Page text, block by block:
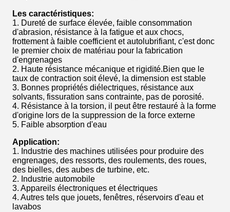
Les caractéristiques:
1. Dureté de surface élevée, faible consommation
d'abrasion, résistance à la fatigue et aux chocs,
frottement à faible coefficient et autolubrifiant, c'est donc
le premier choix de matériau pour la fabrication
d'engrenages
2. Haute résistance mécanique et rigidité.Bien que le
taux de contraction soit élevé, la dimension est stable
3. Bonnes propriétés diélectriques, résistance aux
solvants, fissuration sans contrainte, pas de porosité.
4. Résistance à la torsion, il peut être restauré à la forme
d'origine lors de la suppression de la force externe
5. Faible absorption d'eau
Application:
1. Industrie des machines utilisées pour produire des
engrenages, des ressorts, des roulements, des roues,
des bielles, des aubes de turbine, etc.
2. Industrie automobile
3. Appareils électroniques et électriques
4. Autres tels que jouets, fenêtres, réservoirs d'eau et
lavabos